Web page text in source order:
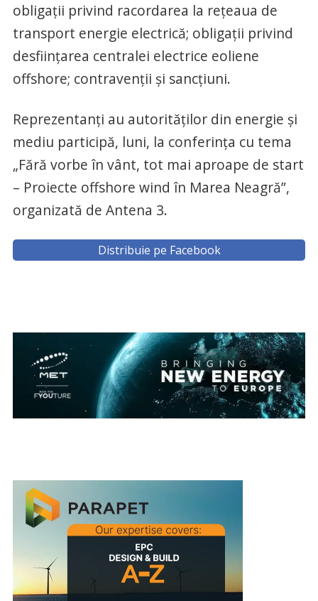
obligaţii privind racordarea la reţeaua de
transport energie electrică; obligaţii privind
desfiinţarea centralei electrice eoliene
offshore; contravenţii şi sancţiuni.
Reprezentanţi au autorităţilor din energie şi
mediu participă, luni, la conferinţa cu tema
„Fără vorbe în vânt, tot mai aproape de start
– Proiecte offshore wind în Marea Neagră”,
organizată de Antena 3.
Distribuie pe Facebook